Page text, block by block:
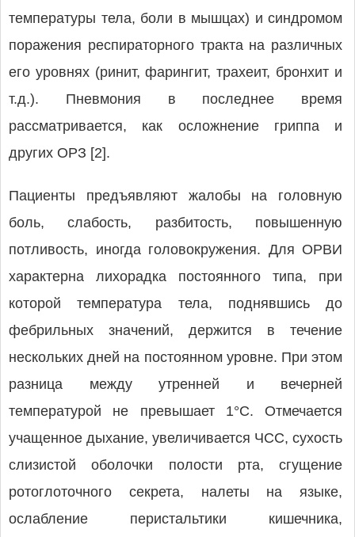
температуры тела, боли в мышцах) и синдромом
поражения респираторного тракта на различных
его уровнях (ринит, фарингит, трахеит, бронхит и
т.д.). Пневмония в последнее время
рассматривается, как осложнение гриппа и
других ОРЗ [2].
Пациенты предъявляют жалобы на головную
боль, слабость, разбитость, повышенную
потливость, иногда головокружения. Для ОРВИ
характерна лихорадка постоянного типа, при
которой температура тела, поднявшись до
фебрильных значений, держится в течение
нескольких дней на постоянном уровне. При этом
разница между утренней и вечерней
температурой не превышает 1°С. Отмечается
учащенное дыхание, увеличивается ЧСС, сухость
слизистой оболочки полости рта, сгущение
ротоглоточного секрета, налеты на языке,
ослабление перистальтики кишечника,